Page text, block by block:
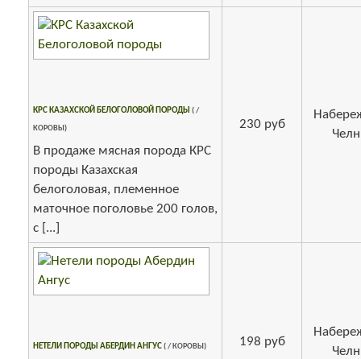
КРС КАЗАХСКОЙ БЕЛОГОЛОВОЙ ПОРОДЫ ( /
КОРОВЫ)
В продаже мясная порода КРС
породы Казахская
белоголовая, племенное
маточное поголовье 200 голов,
с [...]
230 руб
НЕТЕЛИ ПОРОДЫ АБЕРДИН АНГУС( / КОРОВЫ) 198 руб